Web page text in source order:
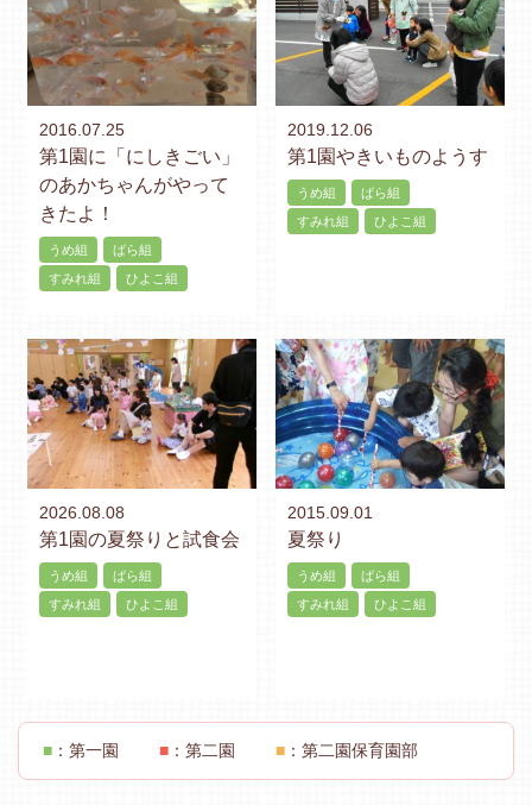
2016.07.25
第1園に「にしきごい」
のあかちゃんがやって
きたよ！
うめ組
ばら組
すみれ組
ひよこ組
2019.12.06
第1園やきいものようす
うめ組
ばら組
すみれ組
ひよこ組
2026.08.08
第1園の夏祭りと試食会
うめ組
ばら組
すみれ組
ひよこ組
2015.09.01
夏祭り
うめ組
ばら組
すみれ組
ひよこ組
■ ：第一園 ■ ：第二園 ■ ：第二園保育園部